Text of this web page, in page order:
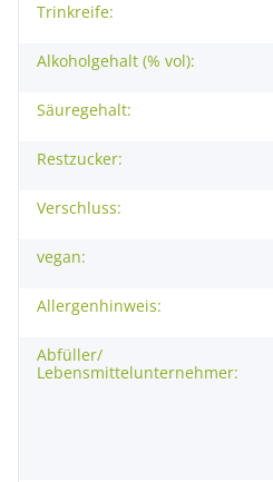
Trinkreife:
Alkoholgehalt (% vol):
Säuregehalt:
Restzucker:
Verschluss:
vegan:
Allergenhinweis:
Abfüller/
Lebensmittelunternehmer: